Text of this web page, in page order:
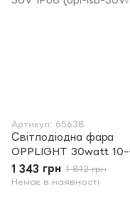
Артикул: 65638
Світлодіодна фара
OPPLIGHT 30watt 10-
30V IP68 (opl-lsb-30W)
1 343 грн 1 812 грн
Немає в наявності